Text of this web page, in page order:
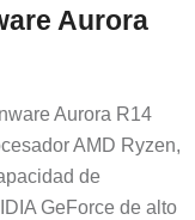
Aurora
Aurora R14
AMD Ryzen,
de
GeForce de alto